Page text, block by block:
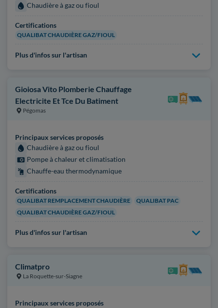
Chaudière à gaz ou fioul
Certifications
QUALIBAT CHAUDIÈRE GAZ/FIOUL
Plus d'infos sur l'artisan
Gioiosa Vito Plomberie Chauffage
Electricite Et Tce Du Batiment
Pégomas
Principaux services proposés
Chaudière à gaz ou fioul
Pompe à chaleur et climatisation
Chauffe-eau thermodynamique
Certifications
QUALIBAT REMPLACEMENT CHAUDIÈRE
QUALIBAT PAC
QUALIBAT CHAUDIÈRE GAZ/FIOUL
Plus d'infos sur l'artisan
Climatpro
La Roquette-sur-Siagne
Principaux services proposés